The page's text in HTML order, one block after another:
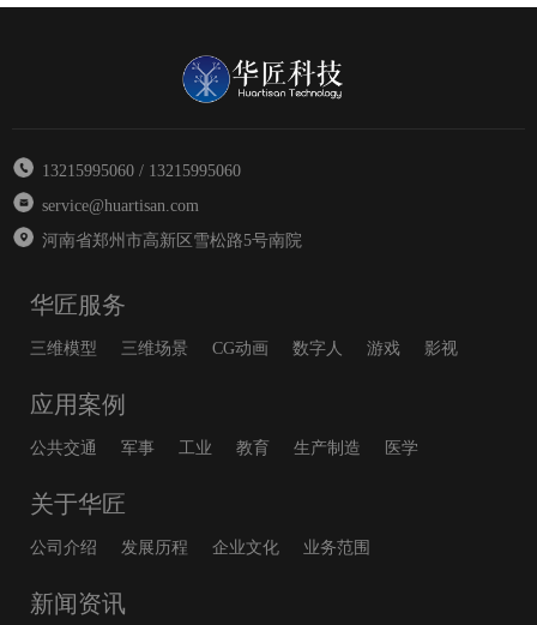
13215995060 / 13215995060
service@huartisan.com
河南省郑州市高新区雪松路5号南院
华匠服务
三维模型 三维场景 CG动画 数字人 游戏 影视
应用案例
公共交通 军事 工业 教育 生产制造 医学
关于华匠
公司介绍 发展历程 企业文化 业务范围
新闻资讯